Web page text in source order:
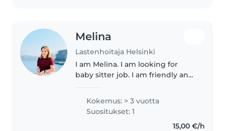
Melina
Lastenhoitaja Helsinki
I am Melina. I am looking for
baby sitter job. I am friendly and
carefully.
Kokemus: > 3 vuotta
Suositukset: 1
15,00 €/h